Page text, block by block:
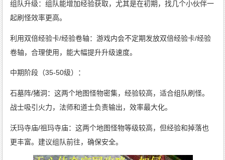
组队升级：组队能增加经验获取，尤其是在初期，找几个小伙伴一
起刷怪效率更高。
利用双倍经验卡/经验卷轴：游戏内会不定期发放双倍经验卡/经验
卷轴，合理使用，能大幅提升升级速度。
中期阶段（35-50级）：
石墓阵/猪洞：这两个地图怪物密集，经验较高，适合组队刷怪。
战士吸引火力，法师和道士负责输出，效率最大化。
沃玛寺庙/祖玛寺庙：这两个地图怪物等级较高，但经验和掉落也
更丰富。建议组队前往，确保安全。